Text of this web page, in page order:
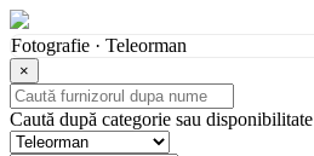
Fotografie · Teleorman
×
Caută după categorie sau disponibilitate